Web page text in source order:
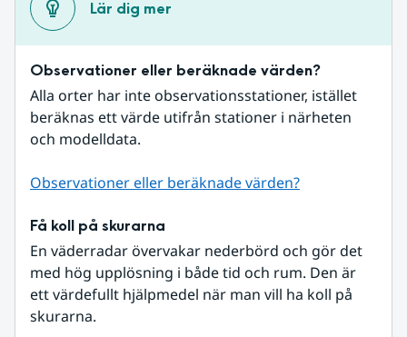
Lär dig mer
Observationer eller beräknade värden?
Alla orter har inte observationsstationer, istället
beräknas ett värde utifrån stationer i närheten
och modelldata.
Observationer eller beräknade värden?
Få koll på skurarna
En väderradar övervakar nederbörd och gör det
med hög upplösning i både tid och rum. Den är
ett värdefullt hjälpmedel när man vill ha koll på
skurarna.